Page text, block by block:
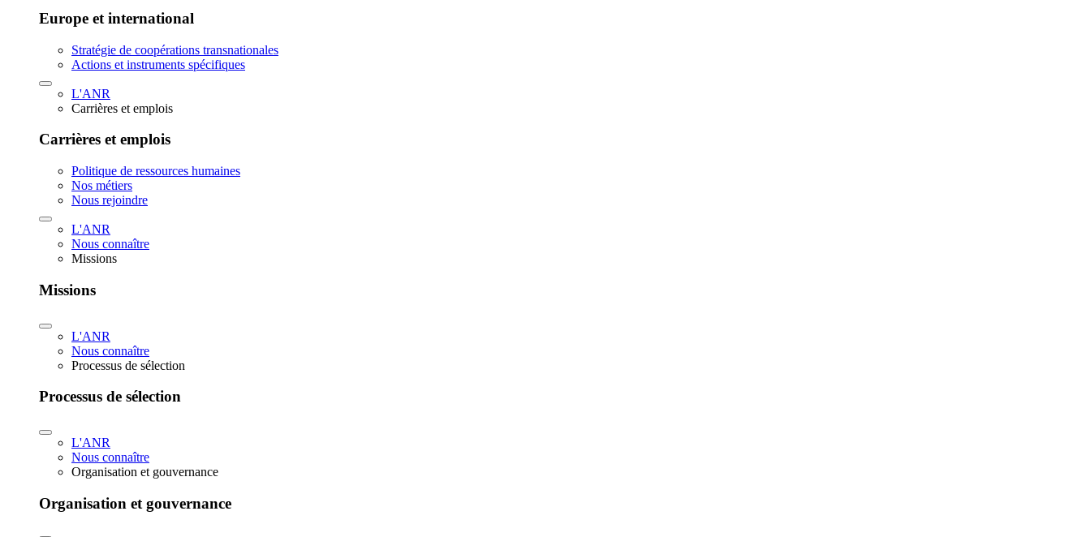
Europe et international
Stratégie de coopérations transnationales
Actions et instruments spécifiques
L'ANR
Carrières et emplois
Carrières et emplois
Politique de ressources humaines
Nos métiers
Nous rejoindre
L'ANR
Nous connaître
Missions
Missions
L'ANR
Nous connaître
Processus de sélection
Processus de sélection
L'ANR
Nous connaître
Organisation et gouvernance
Organisation et gouvernance